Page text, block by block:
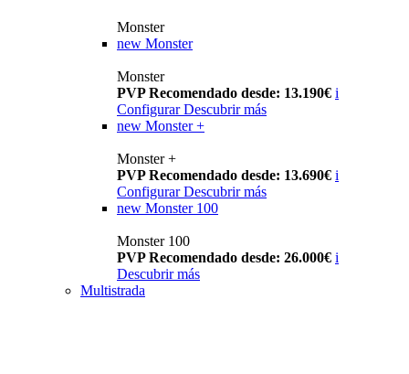
Monster
new Monster
Monster
PVP Recomendado desde: 13.190€ i
Configurar Descubrir más
new Monster +
Monster +
PVP Recomendado desde: 13.690€ i
Configurar Descubrir más
new Monster 100
Monster 100
PVP Recomendado desde: 26.000€ i
Descubrir más
Multistrada